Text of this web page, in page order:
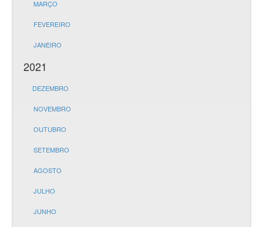
MARÇO
FEVEREIRO
JANEIRO
2021
DEZEMBRO
NOVEMBRO
OUTUBRO
SETEMBRO
AGOSTO
JULHO
JUNHO